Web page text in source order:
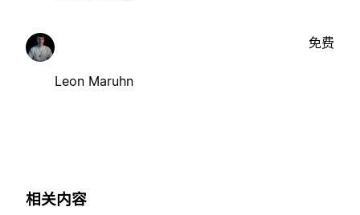
Leon Maruhn
免费
相关内容